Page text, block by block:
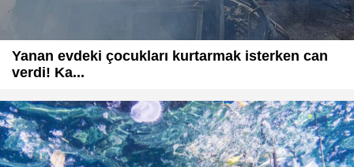
Yanan evdeki çocukları kurtarmak isterken can
verdi! Ka...